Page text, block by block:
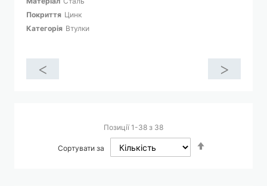
Покриття Цинк
Категорія Втулки
< >
Позиції1 -38 з 38
Сортувати за